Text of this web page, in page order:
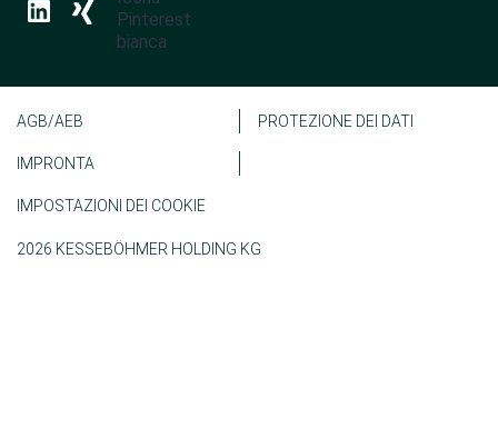
AGB/AEB PROTEZIONE DEI DATI
IMPRONTA
IMPOSTAZIONI DEI COOKIE
2026 KESSEBÖHMER HOLDING KG